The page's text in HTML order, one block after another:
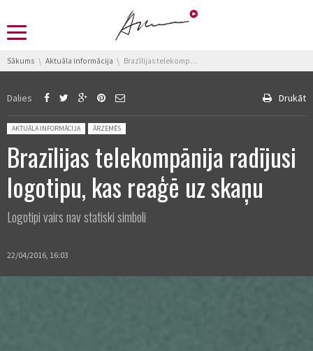
You are here:
Sākums Aktuāla informācija Brazīlijas telekompānija radījusi logotipu, kas reaģē uz skaņu
Dalies Drukāt
Posted in:
AKTUĀLA INFORMĀCIJA ĀRZEMĒS
Brazīlijas telekompānija radījusi
logotipu, kas reaģē uz skaņu
Logotipi vairs nav statiski simboli
22/04/2016, 16:03